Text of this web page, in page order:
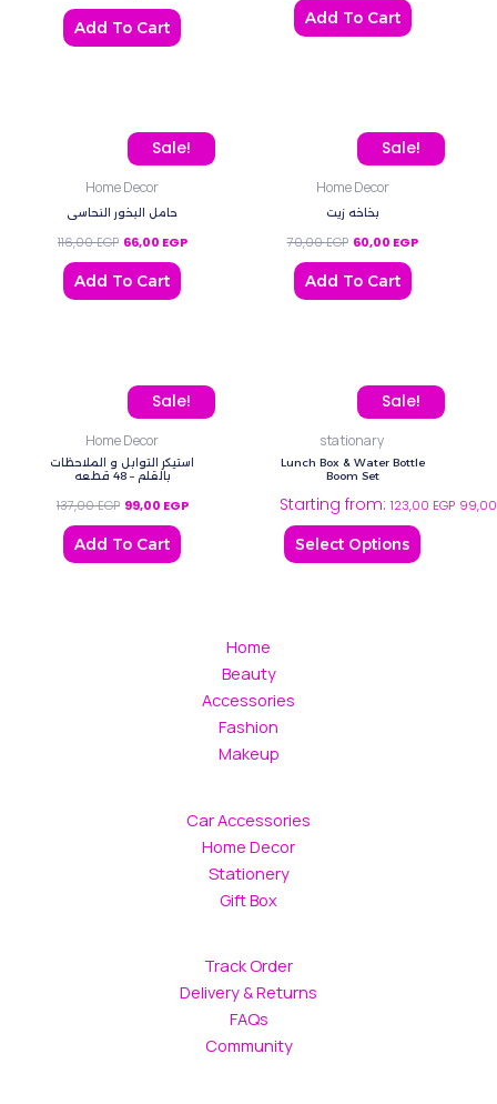
Add To Cart Add To Cart
Sale!
Home Decor
حامل البخور النحاسي
116,00EGP
Original price was: 116,00 EGP.
66,00 EGP
Current price is: 66,00 EGP.
Add To Cart
Sale!
Home Decor
بخاخه زيت
70,00EGP
Original price was:
60,00 EGP
Current price
Add To Cart
Sale!
Home Decor
استيكر التوابل و الملاحظات
بالقلم – 48 قطعه
137,00EGP
Original price was: 137,00 EGP.
99,00 EGP
Current price is: 99,00 EGP.
Add To Cart
Sale!
stationary
Lunch Box & Water Bottle
Boom Set
Starting from: 123,00 EGP
Select Options
This
product
variants.
The
options
Home
Beauty
Accessories
Fashion
Makeup
Car Accessories
Home Decor
Stationery
Gift Box
Track Order
Delivery & Returns
FAQs
Community